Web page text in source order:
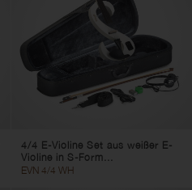
4/4 E-Violine Set aus weißer E-
Violine in S-Form...
EVN 4/4 WH